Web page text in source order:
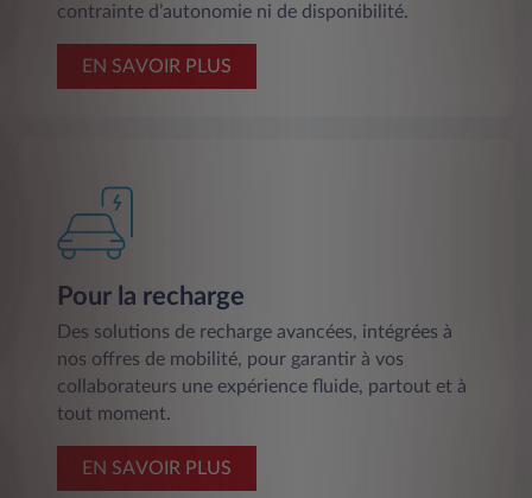
contrainte d’autonomie ni de disponibilité.
EN SAVOIR PLUS
Pour la recharge
Des solutions de recharge avancées, intégrées à
nos offres de mobilité, pour garantir à vos
collaborateurs une expérience fluide, partout et à
tout moment.
EN SAVOIR PLUS